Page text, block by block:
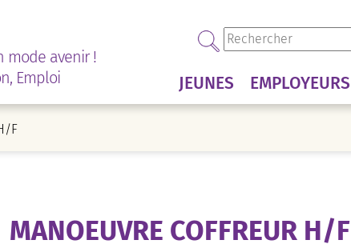
mode avenir !
Emploi
JEUNES EMPLOYEURS
F
MANOEUVRE COFFREUR H/F